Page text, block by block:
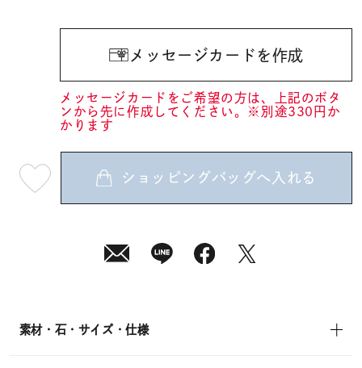
メッセージカードを作成
メッセージカードをご希望の方は、上記のボタ
ンから先に作成してください。※別途330円か
かります
08
ショッピングバッグへ入れる
素材・石・サイズ・仕様